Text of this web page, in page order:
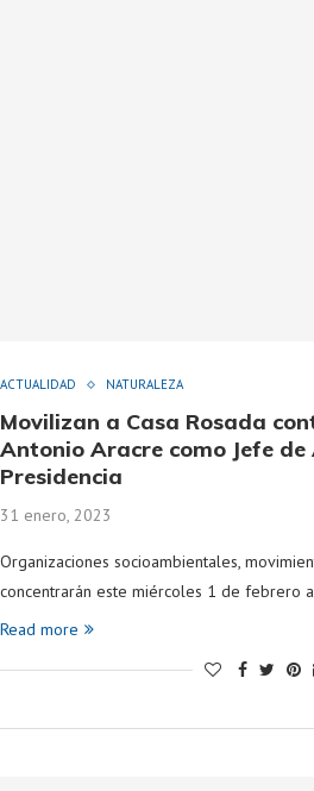
ACTUALIDAD NATURALEZA
Movilizan a Casa Rosada
Antonio Aracre como Jefe de
Presidencia
31 enero, 2023
Organizaciones socioambientales,
concentrarán este miércoles 1 de febrero
Read more